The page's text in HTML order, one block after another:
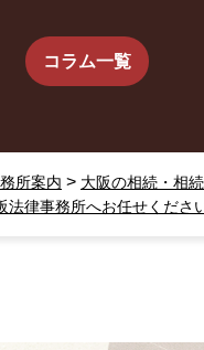
すると約束した念書は
果、思い出の詰まった
。
コラム一覧
所案内 > 大阪の相続・相
律事務所へお任せください